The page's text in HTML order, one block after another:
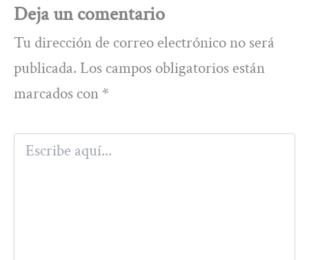
Deja un comentario
Tu dirección de correo electrónico no será
publicada. Los campos obligatorios están
marcados con *
aquí...